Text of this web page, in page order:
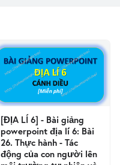
[ĐỊA LÍ 6] - Bài giảng
powerpoint địa lí 6: Bài
26. Thực hành - Tác
động của con người lên